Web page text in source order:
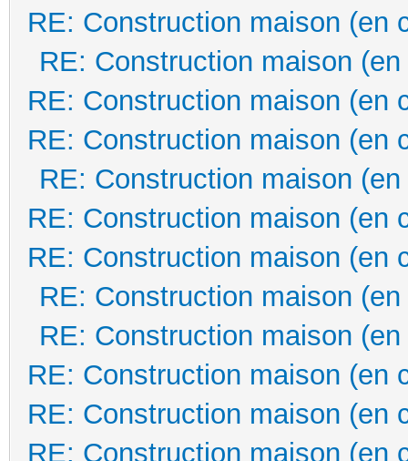
RE: Construction maison (en
RE: Construction maison
RE: Construction maison (en
RE: Construction maison (en
RE: Construction maison
RE: Construction maison (en
RE: Construction maison (en
RE: Construction maison
RE: Construction maison
RE: Construction maison (en
RE: Construction maison (en
RE: Construction maison (en